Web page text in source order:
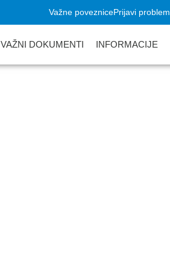
Važne poveznicePrijavi problem
VAŽNI DOKUMENTI INFORMACIJE